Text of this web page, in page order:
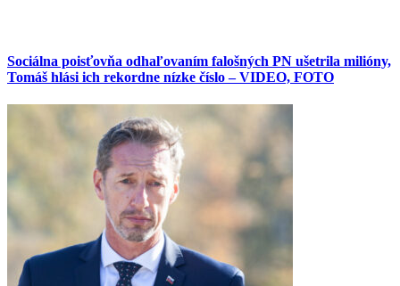
Sociálna poisťovňa odhaľovaním falošných PN ušetrila milióny,
Tomáš hlási ich rekordne nízke číslo – VIDEO, FOTO